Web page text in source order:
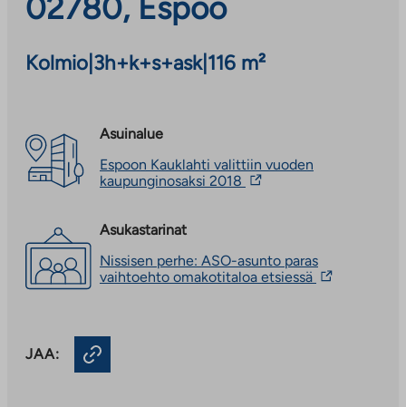
02780, Espoo
Kolmio 3h+k+s+ask| 116 m²
Asuinalue
Espoon Kauklahti valittiin vuoden
kaupunginosaksi 2018 Linkki
aukeaa
uuteen
Asukastarinat
Nissisen perhe: ASO-asunto paras
vaihtoehto omakotitaloa etsiessä Linkki
JAA: